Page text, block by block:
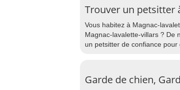
Trouver un petsitter
Vous habitez à Magnac-
Magnac-lavalette-villars ? De
un petsitter de confiance
Garde de chien,